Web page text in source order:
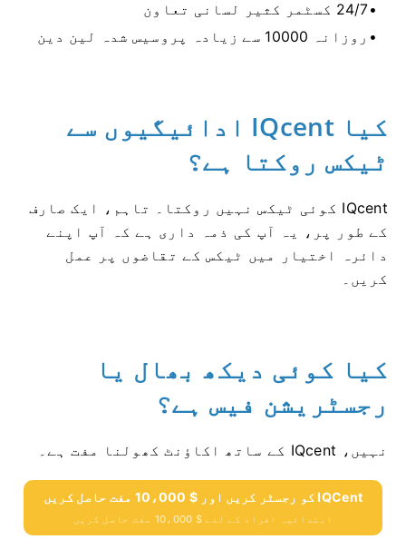
24/7 کسٹمر کثیر لسانی تعاون
روزانہ 10000 سے زیادہ پروسیس شدہ لین دین
کیا IQcent ادائیگیوں سے
ٹیکس روکتا ہے؟
IQcent کوئی ٹیکس نہیں روکتا۔
تاہم، ایک صارف
کے طور پر، یہ آپ کی ذمہ داری ہے کہ آپ اپنے
دائرہ اختیار میں ٹیکس کے تقاضوں پر عمل
کریں۔
کیا کوئی دیکھ بھال یا
رجسٹریشن فیس ہے؟
نہیں، IQcent کے ساتھ اکاؤنٹ کھولنا مفت ہے۔
IQCent کو رجسٹر کریں اور $ 10،000 مفت حاصل کریں
ابتدائیہ افراد کے لئے $ 10،000 مفت حاصل کریں